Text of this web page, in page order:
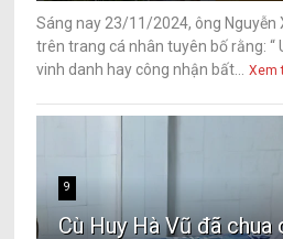
Sáng nay 23/11/2024, ông Nguyễn
trên trang cá nhân tuyên bố rằng: “
vinh danh hay công nhận bất...
Xem
9
Cù Huy Hà Vũ đã chua